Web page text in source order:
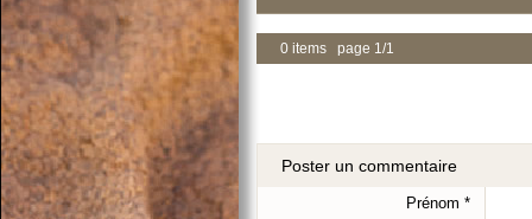
0 items page 1/1
Poster un commentaire
Prénom *